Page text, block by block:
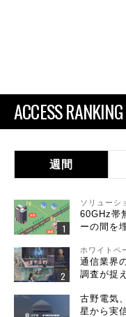
ACCESS RANKING
週間
ソリューシ
60GHz帯
ーの間を
ホワイトペ
通信業界
調査が捉
古野電気
星から実